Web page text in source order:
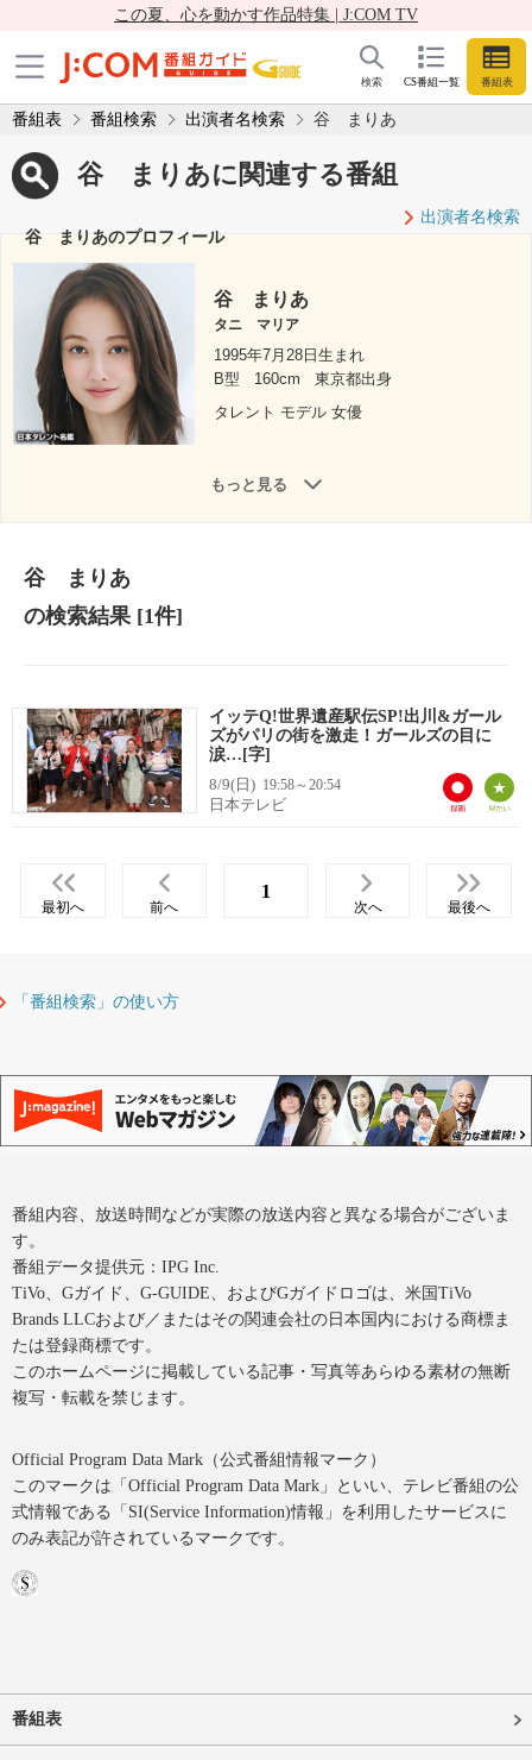
この夏、心を動かす作品特集 | J:COM TV
CS番組一覧 番組表
検索
番組表 番組検索 出演者名検索 谷 まりあ
谷 まりあに関連する番組
出演者名検索
谷 まりあのプロフィール
谷 まりあ
タニ マリア
1995年7月28日生まれ
B型
160cm
東京都出身
タレント モデル 女優
もっと見る
谷 まりあ
の検索結果[1件]
イッテQ!世界遺産駅伝SP!出川&ガール
ズがパリの街を激走！ガールズの目に
涙…[字]
8/9(日) 19:58～20:54
日本テレビ
最初へ 前へ
1
次へ 最後へ
「番組検索」の使い方
番組内容、放送時間などが実際の放送内容と異なる場合がございま
す。
番組データ提供元：IPG Inc.
TiVo、Gガイド、G-GUIDE、およびGガイドロゴは、米国TiVo
Brands LLCおよび／またはその関連会社の日本国内における商標ま
たは登録商標です。
このホームページに掲載している記事・写真等あらゆる素材の無断
複写・転載を禁じます。
Official Program Data Mark（公式番組情報マーク）
このマークは「Official Program Data Mark」といい、テレビ番組の公
式情報である「SI(Service Information)情報」を利用したサービスに
のみ表記が許されているマークです。
番組表